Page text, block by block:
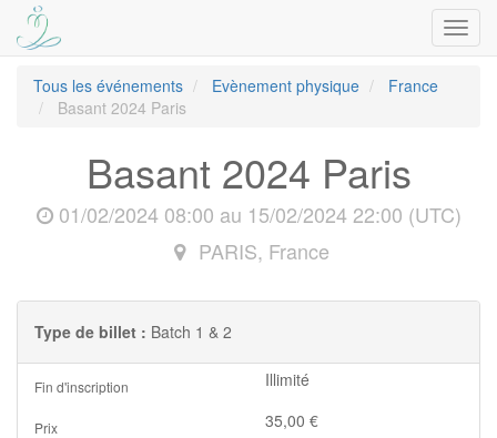
la
Tous les événements Evènement physique
France
Basant 2024 Paris
Basant 2024 Paris
01/02/2024 08:00 au 15/02/2024 22:00 (UTC)
PARIS, France
Type de billet : Batch 1 & 2
Fin d'inscription Illimité
Prix 35,00 €